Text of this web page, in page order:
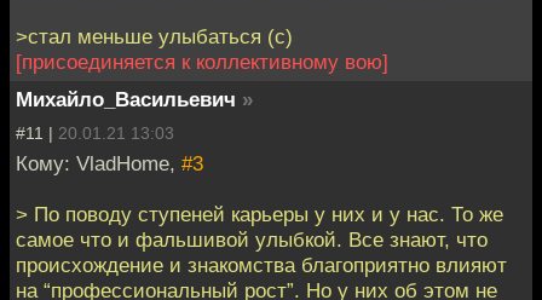
>стал меньше улыбаться (c)
[присоединяется к коллективному вою]
Михайло_Васильевич »
#11 | 20.01.21 13:03
Кому: VladHome, #3
> По поводу ступеней карьеры у них и у нас. То же
самое что и фальшивой улыбкой. Все знают, что
происхождение и знакомства благоприятно влияют
на “профессиональный рост”. Но у них об этом не